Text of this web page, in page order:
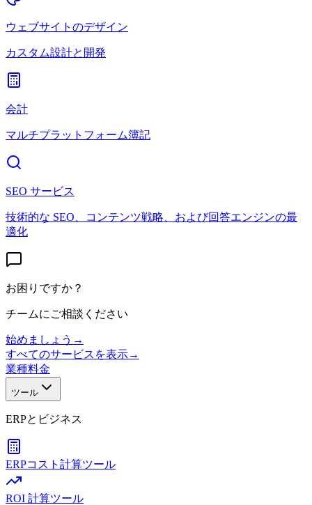
ウェブサイトのデザイン
カスタム設計と開発
会計
マルチプラットフォーム簿記
SEO サービス
技術的な SEO、コンテンツ戦略、および回答エンジンの最
適化
お困りですか？
チームにご相談ください
始めましょう →
すべてのサービスを表示→
業種料金
ツール
ERPとビジネス
ERPコスト計算ツール
ROI 計算ツール